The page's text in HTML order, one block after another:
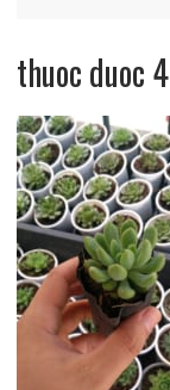
thuoc duoc 4